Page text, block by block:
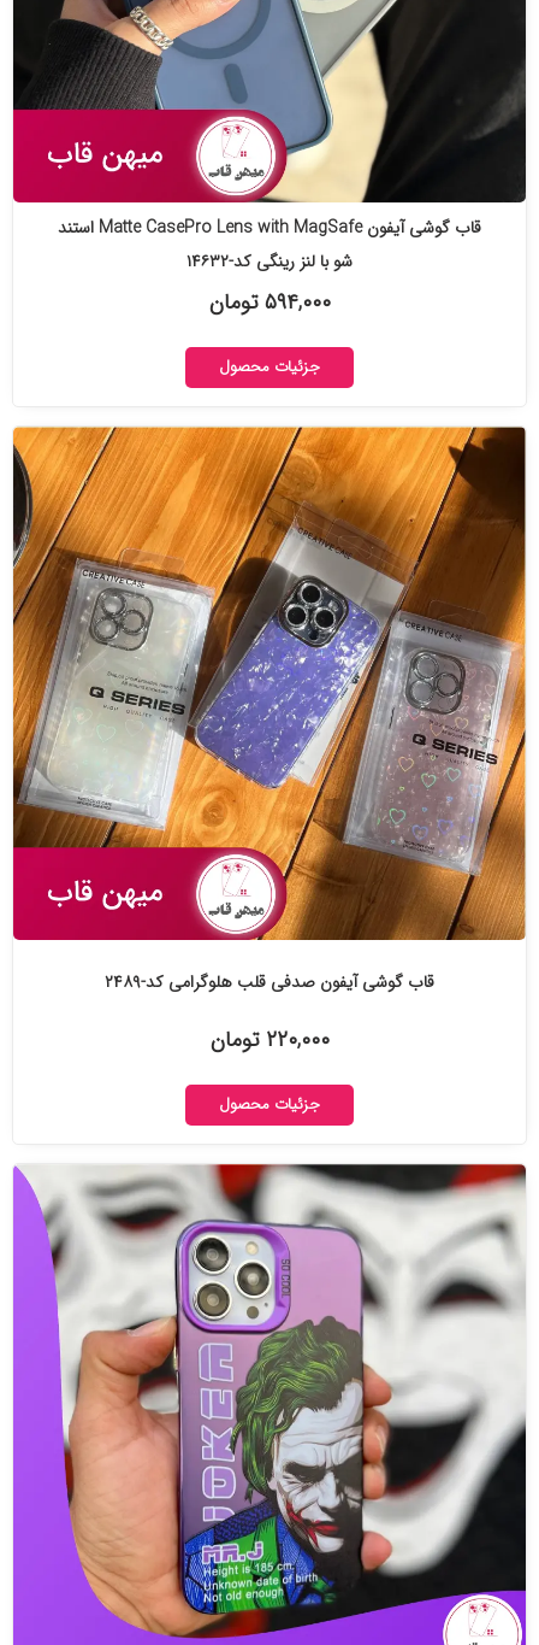
قاب گوشی آیفون Matte CasePro Lens with MagSafe استند
شو با لنز رینگی کد-۱۴۶۳۲
۵۹۴,۰۰۰ تومان
جزئیات محصول
قاب گوشی آیفون صدفی قلب هلوگرامی کد-۲۴۸۹
۲۲۰,۰۰۰ تومان
جزئیات محصول